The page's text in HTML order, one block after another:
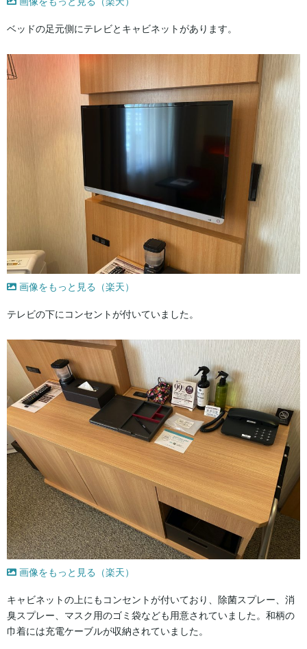
ベッドの足元側にテレビとキャビネットがあります。
画像をもっと見る（楽天）
テレビの下にコンセントが付いていました。
画像をもっと見る（楽天）
キャビネットの上にもコンセントが付いており、除菌スプレー、消
臭スプレー、マスク用のゴミ袋なども用意されていました。和柄の
巾着には充電ケーブルが収納されていました。